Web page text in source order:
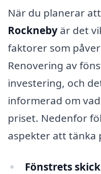
När du planerar att
Rockneby är det
faktorer som
Renovering av
investering, och
informerad om
priset. Nedenfor
aspekter att tänka
Fönstrets